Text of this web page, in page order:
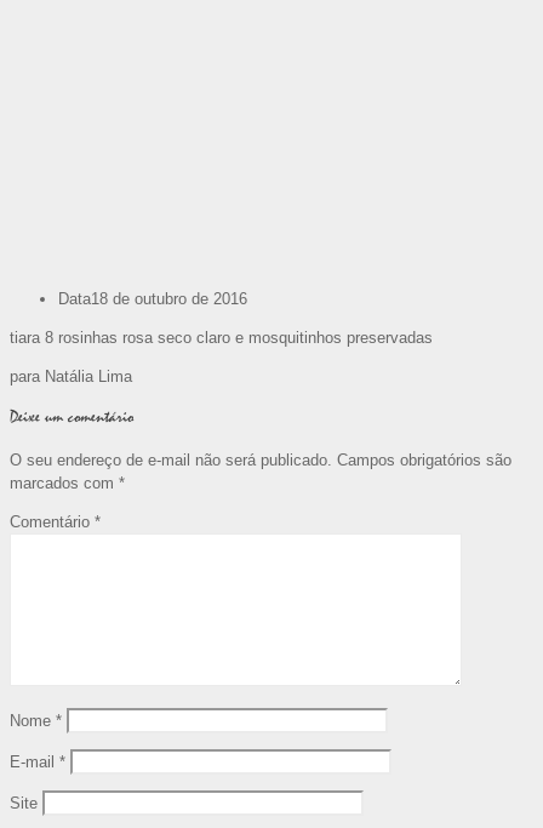
Data18 de outubro de 2016
tiara 8 rosinhas rosa seco claro e mosquitinhos preservadas
para Natália Lima
Deixe um comentário
O seu endereço de e-mail não será publicado. Campos obrigatórios são
marcados com *
Comentário *
Nome *
E-mail *
Site